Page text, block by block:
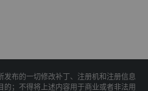
发布的一切修改补丁、注册机和注册信息
；不得将上述内容用于商业或者非法用